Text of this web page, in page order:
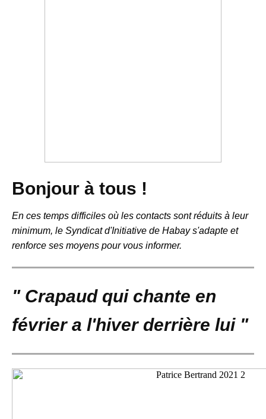
Bonjour à tous !
En ces temps difficiles où les contacts sont réduits à leur
minimum, le Syndicat d'Initiative de Habay s'adapte et
renforce ses moyens pour vous informer.
" Crapaud qui chante en
février a l'hiver derrière lui"